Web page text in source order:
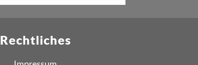
Rechtliches